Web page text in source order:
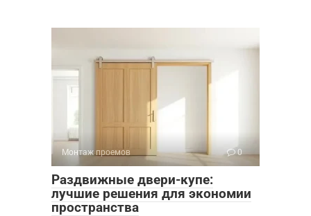
Монтаж проемов 0
Раздвижные двери-купе:
лучшие решения для экономии
пространства